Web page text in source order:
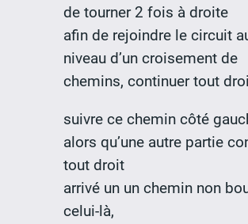
de tourner 2 fois à droite
afin de rejoindre le circuit
niveau d’un croisement de
chemins, continuer tout
suivre ce chemin côté
alors qu’une autre partie
tout droit
arrivé un un chemin non
celui-là,